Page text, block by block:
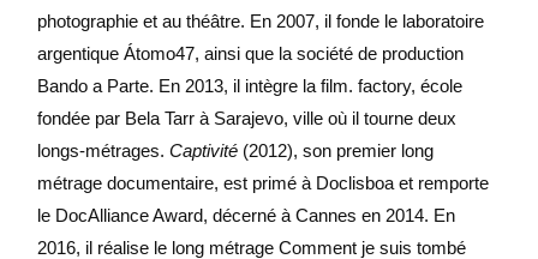
photographie et au théâtre. En 2007, il fonde le laboratoire
argentique Átomo47, ainsi que la société de production
Bando a Parte. En 2013, il intègre la film. factory, école
fondée par Bela Tarr à Sarajevo, ville où il tourne deux
longs-métrages.Captivité (2012), son premier long
métrage documentaire, est primé à Doclisboa et remporte
le DocAlliance Award, décerné à Cannes en 2014. En
2016, il réalise le long métrage Comment je suis tombé